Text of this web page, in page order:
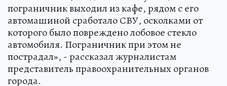
«В тот момент, когда военнослужащий
пограничник выходил из кафе, рядом с его
автомашиной сработало СВУ, осколками от
которого было повреждено лобовое стекло
автомобиля. Пограничник при этом не
пострадал», - рассказал журналистам